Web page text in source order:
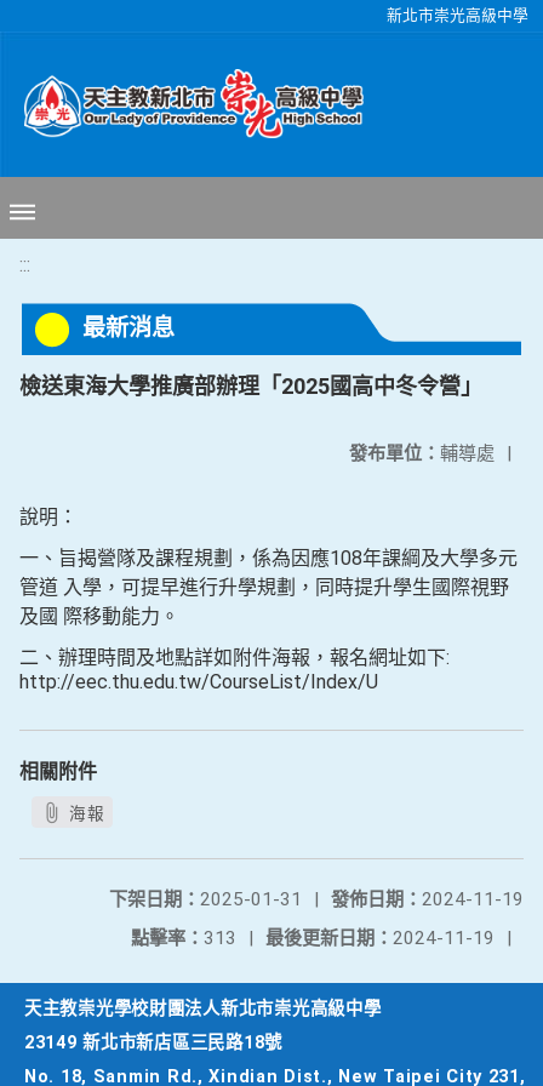
新北市崇光高級中學
:::
最新消息
檢送東海大學推廣部辦理「2025國高中冬令營」
發布單位： 輔導處 |
說明：
一、旨揭營隊及課程規劃，係為因應108年課綱及大學多元
管道 入學，可提早進行升學規劃，同時提升學生國際視野
及國 際移動能力。
二、辦理時間及地點詳如附件海報，報名網址如下:
http://eec.thu.edu.tw/CourseList/Index/U
相關附件
海報
發佈日期： 2024-11-19
下架日期： 2025-01-31
|
最後更新日期： 2024-11-19 |
點擊率： 313 |
天主教崇光學校財團法人新北市崇光高級中學
23149 新北市新店區三民路18號
No. 18, Sanmin Rd., Xindian Dist., New Taipei City 231,